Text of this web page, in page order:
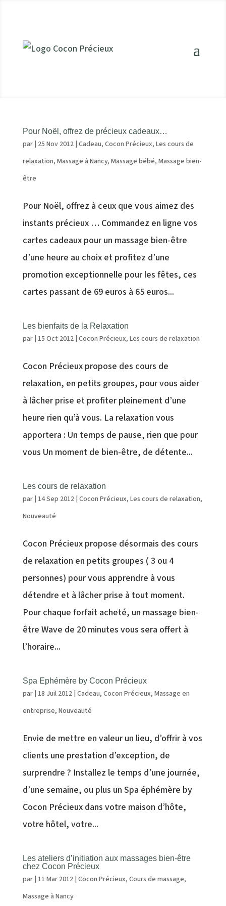
Pour Noël, offrez de précieux cadeaux…
par 25 Nov 2012| Cadeau, Cocon Précieux, Les cours de
relaxation, Massage à Nancy, Massage bébé, Massage bien-
être
Pour Noël, offrez à ceux que vous aimez des
instants précieux … Commandez en ligne vos
cartes cadeaux pour un massage bien-être
d’une heure au choix et profitez d’une
promotion exceptionnelle pour les fêtes, ces
cartes passant de 69 euros à 65 euros...
Les bienfaits de la Relaxation
par 15 Oct 2012| Cocon Précieux, Les cours de relaxation
Cocon Précieux propose des cours de
relaxation, en petits groupes, pour vous aider
à lâcher prise et profiter pleinement d’une
heure rien qu’à vous. La relaxation vous
apportera : Un temps de pause, rien que pour
vous Un moment de bien-être, de détente...
Les cours de relaxation
par 14 Sep 2012| Cocon Précieux, Les cours de relaxation,
Nouveauté
Cocon Précieux propose désormais des cours
de relaxation en petits groupes ( 3 ou 4
personnes) pour vous apprendre à vous
détendre et à lâcher prise à tout moment.
Pour chaque forfait acheté, un massage bien-
être Wave de 20 minutes vous sera offert à
l’horaire...
Spa Ephémère by Cocon Précieux
par 18 Juil 2012| Cadeau, Cocon Précieux, Massage en
entreprise, Nouveauté
Envie de mettre en valeur un lieu, d’offrir à vos
clients une prestation d’exception, de
surprendre ? Installez le temps d’une journée,
d’une semaine, ou plus un Spa éphémère by
Cocon Précieux dans votre maison d’hôte,
votre hôtel, votre...
Les ateliers d’initiation aux massages bien-être
chez Cocon Précieux
par 11 Mar 2012| Cocon Précieux, Cours de massage,
Massage à Nancy